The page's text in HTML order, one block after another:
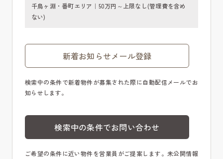
千鳥ヶ淵・番町エリア｜50万円～上限なし(管理費を含め
ない)
新着お知らせメール登録
検索中の条件で新着物件が募集された際に自動配信メールでお
知らせします。
検索中の条件でお問い合わせ
ご希望の条件に近い物件を営業員がご提案します。未公開情報